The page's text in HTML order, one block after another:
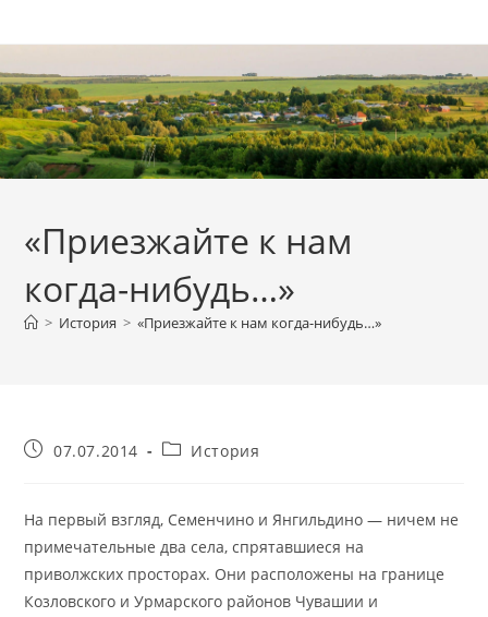
к
содержимому
«Приезжайте к нам
когда-нибудь…»
> История > «Приезжайте к нам когда-нибудь…»
Запись07.07.2014
Рубрика
История
На первый взгляд, Семенчино и Янгильдино — ничем не
примечательные два села, спрятавшиеся на
приволжских просторах. Они расположены на границе
Козловского и Урмарского районов Чувашии и